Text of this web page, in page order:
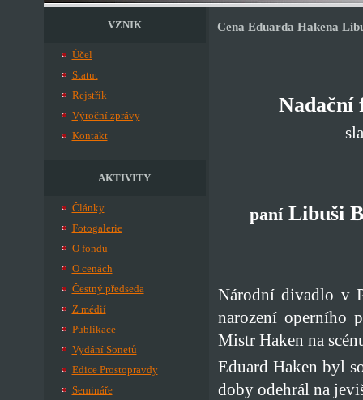
VZNIK
Účel
Statut
Rejstřík
Výroční zprávy
Kontakt
AKTIVITY
Články
Fotogalerie
O fondu
O cenách
Čestný předseda
Z médií
Publikace
Vydání Sonetů
Edice Prostopravdy
Semináře
Cena Eduarda Hakena
Nadační
paníLibuši
Národní divadlo v
narození operního
Mistr Haken na
Eduard Haken byl
doby odehrál na